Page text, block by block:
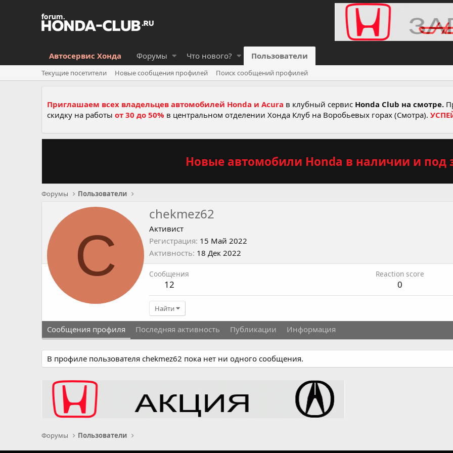
Автосервис Хонда Форумы Что нового? Пользователи
Текущие посетители Новые сообщения профилей Поиск сообщений профилей
Приглашаем всех владельцев автомобилей Honda и Acura в клубный сервис Honda Club на смотре.
скидку на работы от 30 до 50% в центральном отделении Хонда Клуб на Воробьевых горах (Смотра).
Новые автомобили Honda в наличии и под
Форумы Пользователи
С
сhekmez62
Активист
Регистрация 15 Май 2022
Активность 18 Дек 2022
Сообщения
12
Reaction score
0
Найти
Сообщения профиля Последняя активность Публикации Информация
В профиле пользователя сhekmez62 пока нет ни одного сообщения.
Форумы Пользователи